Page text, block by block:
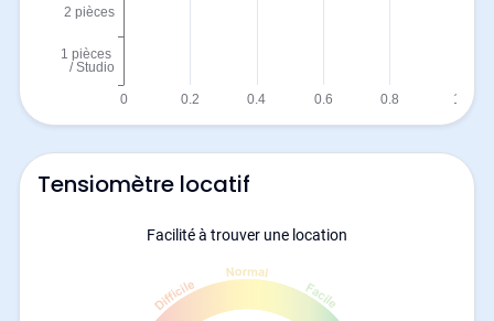
Tensiomètre locatif
Facilité à trouver une location